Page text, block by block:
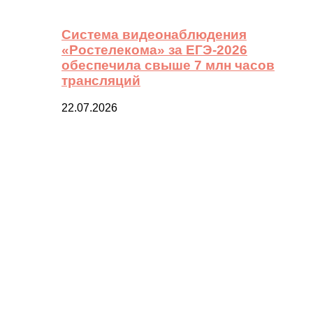
Система видеонаблюдения
«Ростелекома» за ЕГЭ-2026
обеспечила свыше 7 млн часов
трансляций
22.07.2026